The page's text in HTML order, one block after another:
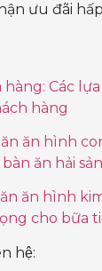
ưu đãi
hàng: Các
hàng
ăn hình
ăn hải
ăn hình
cho bữa
hệ: